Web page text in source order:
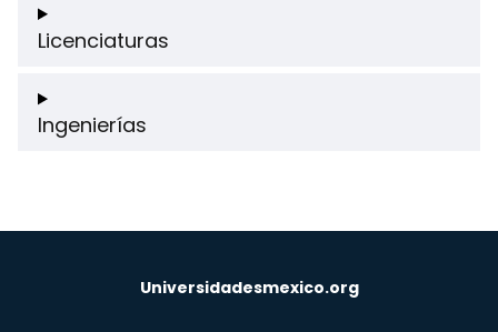
Licenciaturas
Ingenierías
Universidadesmexico.org